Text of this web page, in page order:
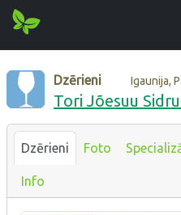
Dzērieni Igaunija,
Tori Jõesuu
Dzērieni Foto
Info